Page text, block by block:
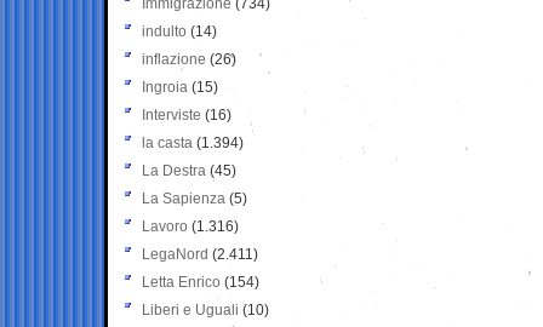
Immigrazione (734)
indulto (14)
inflazione (26)
Ingroia (15)
Interviste (16)
la casta (1.394)
La Destra (45)
La Sapienza (5)
Lavoro (1.316)
LegaNord (2.411)
Letta Enrico (154)
Liberi e Uguali (10)